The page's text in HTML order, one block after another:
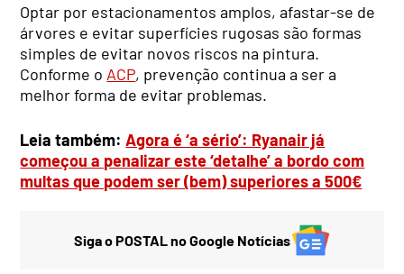
Optar por estacionamentos amplos, afastar-se de
árvores e evitar superfícies rugosas são formas
simples de evitar novos riscos na pintura.
Conforme o ACP, prevenção continua a ser a
melhor forma de evitar problemas.
Leia também:Agora é ‘a sério’: Ryanair já
começou a penalizar este ‘detalhe’ a bordo com
multas que podem ser (bem) superiores a 500€
Siga o POSTAL no Google Notícias